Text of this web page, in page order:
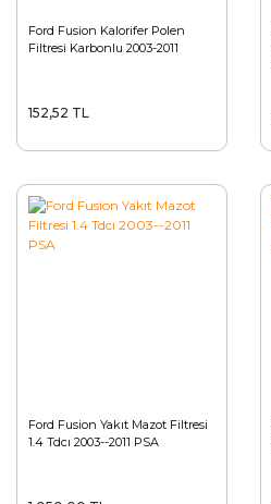
Ford Fusion Kalorifer Polen
Filtresi Karbonlu 2003-2011
152,52 TL
Ford Fusion Yakıt Mazot Filtresi
1.4 Tdcı 2003--2011 PSA